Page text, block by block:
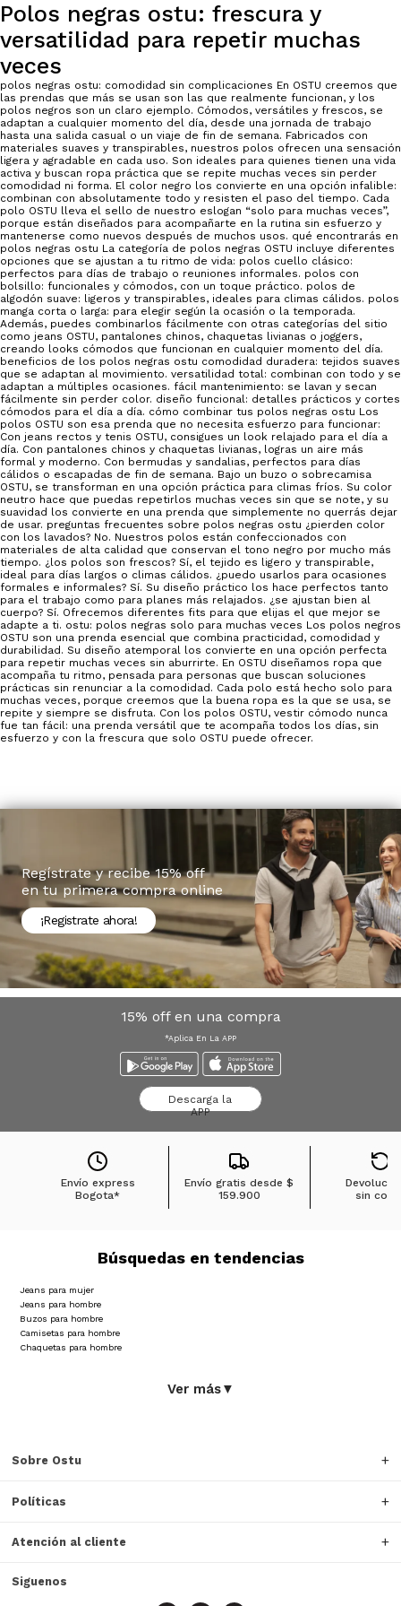
Polos negras ostu: frescura y
versatilidad para repetir muchas
veces
polos negras ostu: comodidad sin complicaciones En OSTU creemos que
las prendas que más se usan son las que realmente funcionan, y los
polos negros son un claro ejemplo. Cómodos, versátiles y frescos, se
adaptan a cualquier momento del día, desde una jornada de trabajo
hasta una salida casual o un viaje de fin de semana. Fabricados con
materiales suaves y transpirables, nuestros polos ofrecen una sensación
ligera y agradable en cada uso. Son ideales para quienes tienen una vida
activa y buscan ropa práctica que se repite muchas veces sin perder
comodidad ni forma. El color negro los convierte en una opción infalible:
combinan con absolutamente todo y resisten el paso del tiempo. Cada
polo OSTU lleva el sello de nuestro eslogan “solo para muchas veces”,
porque están diseñados para acompañarte en la rutina sin esfuerzo y
mantenerse como nuevos después de muchos usos. qué encontrarás en
polos negras ostu La categoría de polos negras OSTU incluye diferentes
opciones que se ajustan a tu ritmo de vida: polos cuello clásico:
perfectos para días de trabajo o reuniones informales. polos con
bolsillo: funcionales y cómodos, con un toque práctico. polos de
algodón suave: ligeros y transpirables, ideales para climas cálidos. polos
manga corta o larga: para elegir según la ocasión o la temporada.
Además, puedes combinarlos fácilmente con otras categorías del sitio
como jeans OSTU, pantalones chinos, chaquetas livianas o joggers,
creando looks cómodos que funcionan en cualquier momento del día.
beneficios de los polos negras ostu comodidad duradera: tejidos suaves
que se adaptan al movimiento. versatilidad total: combinan con todo y se
adaptan a múltiples ocasiones. fácil mantenimiento: se lavan y secan
fácilmente sin perder color. diseño funcional: detalles prácticos y cortes
cómodos para el día a día. cómo combinar tus polos negras ostu Los
polos OSTU son esa prenda que no necesita esfuerzo para funcionar:
Con jeans rectos y tenis OSTU, consigues un look relajado para el día a
día. Con pantalones chinos y chaquetas livianas, logras un aire más
formal y moderno. Con bermudas y sandalias, perfectos para días
cálidos o escapadas de fin de semana. Bajo un buzo o sobrecamisa
OSTU, se transforman en una opción práctica para climas fríos. Su color
neutro hace que puedas repetirlos muchas veces sin que se note, y su
suavidad los convierte en una prenda que simplemente no querrás dejar
de usar. preguntas frecuentes sobre polos negras ostu ¿pierden color
con los lavados? No. Nuestros polos están confeccionados con
materiales de alta calidad que conservan el tono negro por mucho más
tiempo. ¿los polos son frescos? Sí, el tejido es ligero y transpirable,
ideal para días largos o climas cálidos. ¿puedo usarlos para ocasiones
formales e informales? Sí. Su diseño práctico los hace perfectos tanto
para el trabajo como para planes más relajados. ¿se ajustan bien al
cuerpo? Sí. Ofrecemos diferentes fits para que elijas el que mejor se
adapte a ti. ostu: polos negras solo para muchas veces Los polos negros
OSTU son una prenda esencial que combina practicidad, comodidad y
durabilidad. Su diseño atemporal los convierte en una opción perfecta
para repetir muchas veces sin aburrirte. En OSTU diseñamos ropa que
acompaña tu ritmo, pensada para personas que buscan soluciones
prácticas sin renunciar a la comodidad. Cada polo está hecho solo para
muchas veces, porque creemos que la buena ropa es la que se usa, se
repite y siempre se disfruta. Con los polos OSTU, vestir cómodo nunca
fue tan fácil: una prenda versátil que te acompaña todos los días, sin
esfuerzo y con la frescura que solo OSTU puede ofrecer.
Regístrate y recibe 15% off
en tu primera compra online
¡Registrate ahora!
15% off en una compra
*Aplica En La APP
Descarga la
APP
Envío express
Bogota*
Envío gratis desde$
159.900
sin
Búsquedas en tendencias
Jeans para mujer
Jeans para hombre
Buzos para hombre
Camisetas para hombre
Chaquetas para hombre
Ver más▼
Sobre Ostu
Políticas
Atención al cliente
Siguenos